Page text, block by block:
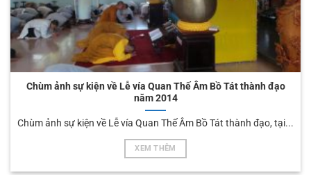
Chùm ảnh sự kiện về Lễ vía Quan Thế Âm Bồ Tát thành đạo
năm 2014
Chùm ảnh sự kiện về Lễ vía Quan Thế Âm Bồ Tát thành đạo, tại...
XEM THÊM